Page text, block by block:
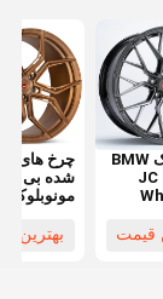
مونوبلوک BMW
JC
قیمت
چرخ های
شده بی ام
مونوبلوک
بهترین